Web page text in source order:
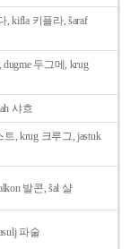
, kifla 키플라, šaraf
dugme 두그메, krug
샤흐
트, krug 크루그, jastuk
발콘, šal 샬
파술